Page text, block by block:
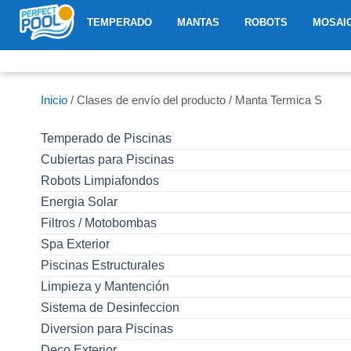
TEMPERADO
ABRIR TEMPERADO
MANTAS ABRIR MANTAS
ROBOTS ABRIR
Inicio / Clases de envío del producto / Manta Termica S
Temperado de Piscinas
Cubiertas para Piscinas
Robots Limpiafondos
Energia Solar
Filtros / Motobombas
Spa Exterior
Piscinas Estructurales
Limpieza y Mantención
Sistema de Desinfeccion
Diversion para Piscinas